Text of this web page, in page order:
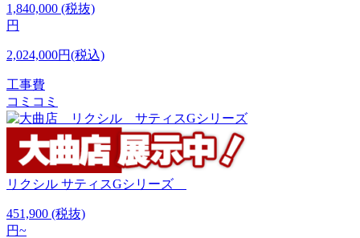
1,840,000 (税抜)
円
2,024,000円(税込)
工事費
コミコミ
リクシル サティスGシリーズ
451,900 (税抜)
円~